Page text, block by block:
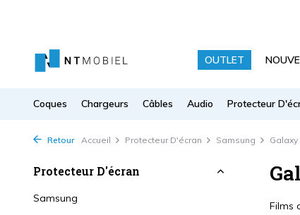
OUTLET
Coques Chargeurs Câbles Audio Protecteur
Retour Accueil Protecteur D'écran Samsung Galaxy
Protecteur D'écran
Samsung
Films